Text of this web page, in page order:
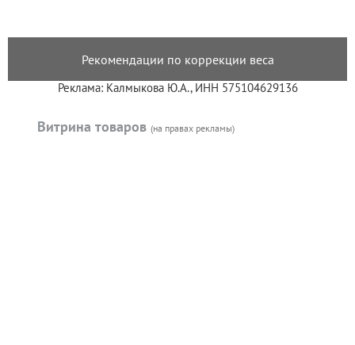
Рекомендации по коррекции веса
Реклама: Калмыкова Ю.А., ИНН 575104629136
Витрина товаров (на правах рекламы)